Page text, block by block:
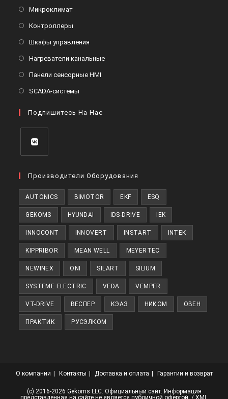
МикроклиматОткроется
вкладке
Контроллеры
вкладке
Шкафы управления
вкладке
Нагреватели канальныеОткроется
Панели сенсорные HMI
вкладке
SCADA-системы
новой
Подпишитесь На Нас
в
вкладке
Производители Оборудования
AUTONICS BIMOTOR EKF ESQ
GEKOMS HYUNDAI IDS-DRIVE IEK
INNOCONT INNOVERT INSTART INTEK
KIPPRIBOR MEAN WELL MEYERTEC
NEWINEX ONI SILART SILIUM
SYSTEME ELECTRIC VEDA VEMPER
VT-DRIVE ВЕСПЕР КЭАЗ НИКОМ ОВЕН
ПРАКТИК РУСЭЛКОМ
О компании Контакты Доставка и оплата Гарантии и возврат
(с) 2016-2026 Gekoms LLC. Официальный сайт. Информация
представленная на сайте не является публичной офертой. / XML